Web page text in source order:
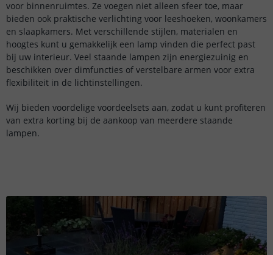
voor binnenruimtes. Ze voegen niet alleen sfeer toe, maar
bieden ook praktische verlichting voor leeshoeken, woonkamers
en slaapkamers. Met verschillende stijlen, materialen en
hoogtes kunt u gemakkelijk een lamp vinden die perfect past
bij uw interieur. Veel staande lampen zijn energiezuinig en
beschikken over dimfuncties of verstelbare armen voor extra
flexibiliteit in de lichtinstellingen.
Wij bieden voordelige voordeelsets aan, zodat u kunt profiteren
van extra korting bij de aankoop van meerdere staande
lampen.